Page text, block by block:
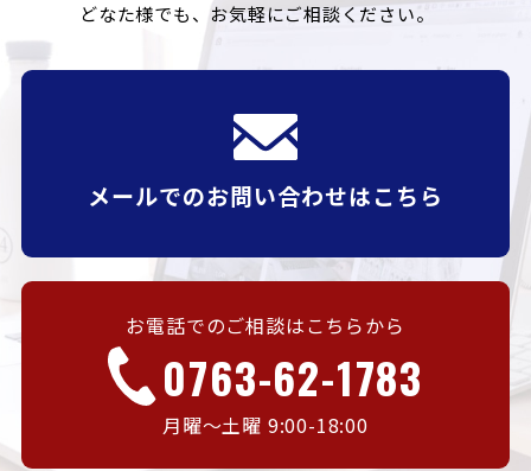
どなた様でも、お気軽にご相談ください。
メールでのお問い合わせはこちら
お電話でのご相談はこちらから
0763-62-1783
月曜〜土曜 9:00-18:00